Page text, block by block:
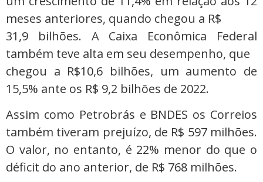
meses anteriores, quando chegou a R$
31,9 bilhões. A Caixa Econômica Federal
também teve alta em seu desempenho, que
chegou a R$10,6 bilhões, um aumento de
15,5% ante os R$ 9,2 bilhões de 2022.
Assim como Petrobrás e BNDES os Correios
também tiveram prejuízo, de R$ 597 milhões.
O valor, no entanto, é 22% menor do que o
déficit do ano anterior, de R$ 768 milhões.